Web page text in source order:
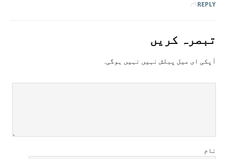
REPLY
تبصرہ کريں
آپکی ای ميل پبلش نہيں نہيں ہوگی.
نام